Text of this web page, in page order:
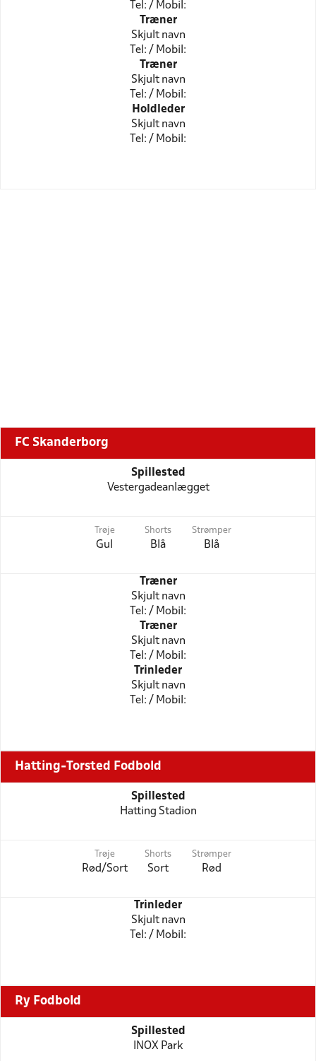
Tel: / Mobil:
Træner
Skjult navn
Tel: / Mobil:
Træner
Skjult navn
Tel: / Mobil:
Holdleder
Skjult navn
Tel: / Mobil:
FC Skanderborg
Spillested
Vestergadeanlægget
Trøje
Gul
Shorts
Blå
Strømper
Blå
Træner
Skjult navn
Tel: / Mobil:
Træner
Skjult navn
Tel: / Mobil:
Trinleder
Skjult navn
Tel: / Mobil:
Hatting-Torsted Fodbold
Spillested
Hatting Stadion
Trøje
Rød/Sort
Shorts
Sort
Strømper
Rød
Trinleder
Skjult navn
Tel: / Mobil:
Ry Fodbold
Spillested
INOX Park